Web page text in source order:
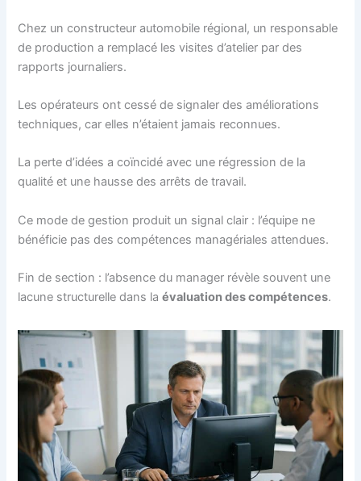
Chez un constructeur automobile régional, un responsable
de production a remplacé les visites d’atelier par des
rapports journaliers.
Les opérateurs ont cessé de signaler des améliorations
techniques, car elles n’étaient jamais reconnues.
La perte d’idées a coïncidé avec une régression de la
qualité et une hausse des arrêts de travail.
Ce mode de gestion produit un signal clair : l’équipe ne
bénéficie pas des compétences managériales attendues.
Fin de section : l’absence du manager révèle souvent une
lacune structurelle dans laévaluation des compétences.